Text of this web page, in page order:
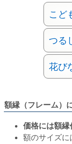
こど
つる
花び
額縁（フレーム）
価格には額縁
額のサイズに